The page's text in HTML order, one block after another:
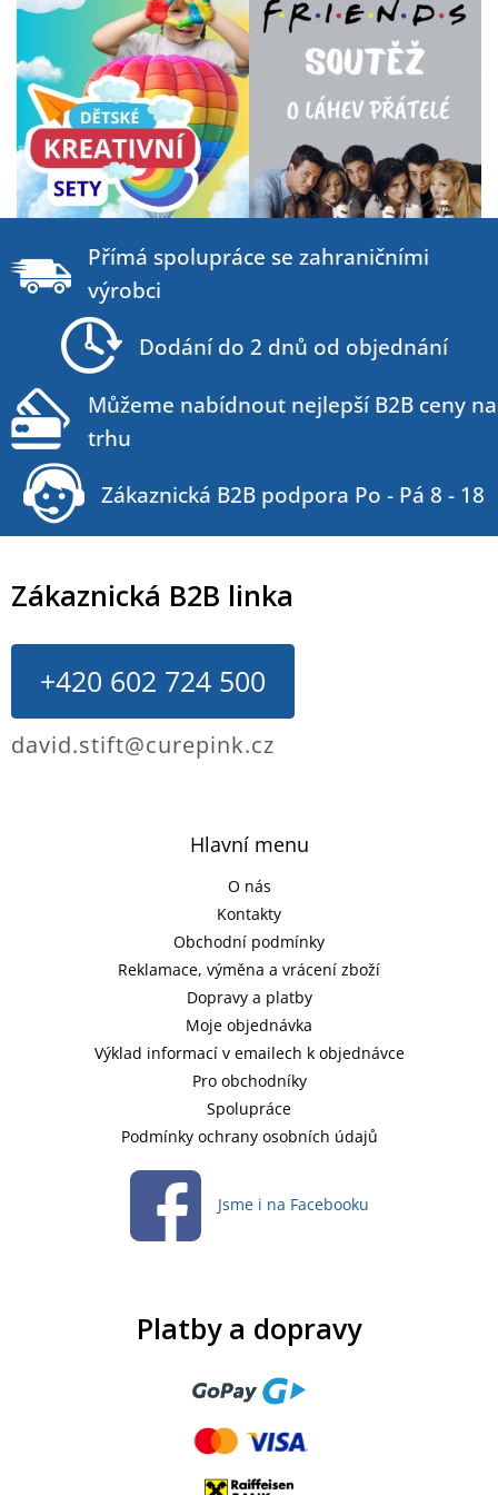
Z
p
Hlavní menu
O nás
Kontakty
Obchodní podmínky
Reklamace, výměna a vrácení zboží
Dopravy a platby
Moje objednávka
Výklad informací v emailech k objednávce
Pro obchodníky
Spolupráce
Podmínky ochrany osobních údajů
Jsme i na Facebooku
Zákaznická B2B linka
+420 602 724 500
david.stift@curepink.cz
Platby a dopravy
Přímá spolupráce se zahraničními
výrobci
Dodání do 2 dnů od objednání
Můžeme nabídnout nejlepší B2B ceny na
trhu
Zákaznická B2B podpora Po - Pá 8 - 18